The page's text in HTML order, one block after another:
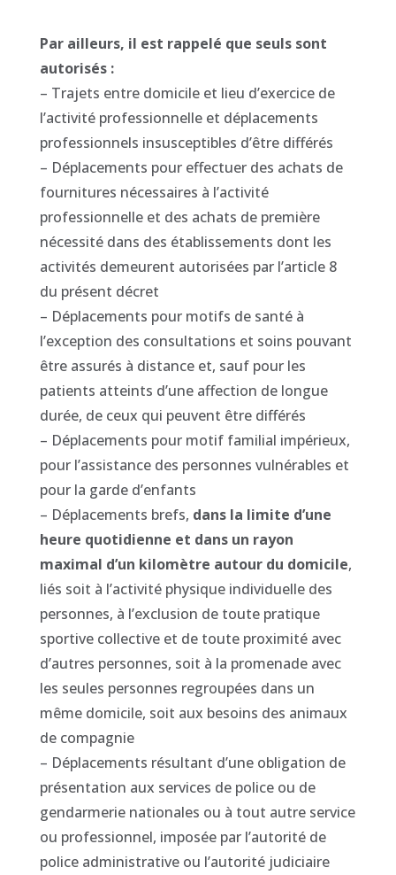
Par ailleurs, il est rappelé que seuls sont
autorisés :
– Trajets entre domicile et lieu d’exercice de
l’activité professionnelle et déplacements
professionnels insusceptibles d’être différés
– Déplacements pour effectuer des achats de
fournitures nécessaires à l’activité
professionnelle et des achats de première
nécessité dans des établissements dont les
activités demeurent autorisées par l’article 8
du présent décret
– Déplacements pour motifs de santé à
l’exception des consultations et soins pouvant
être assurés à distance et, sauf pour les
patients atteints d’une affection de longue
durée, de ceux qui peuvent être différés
– Déplacements pour motif familial impérieux,
pour l’assistance des personnes vulnérables et
pour la garde d’enfants
– Déplacements brefs, dans la limite d’une
heure quotidienne et dans un rayon
maximal d’un kilomètre autour du domicile,
liés soit à l’activité physique individuelle des
personnes, à l’exclusion de toute pratique
sportive collective et de toute proximité avec
d’autres personnes, soit à la promenade avec
les seules personnes regroupées dans un
même domicile, soit aux besoins des animaux
de compagnie
– Déplacements résultant d’une obligation de
présentation aux services de police ou de
gendarmerie nationales ou à tout autre service
ou professionnel, imposée par l’autorité de
police administrative ou l’autorité judiciaire